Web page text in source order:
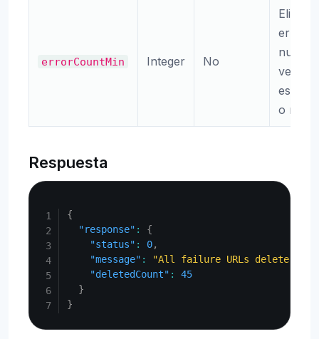
errorCountMin Integer No
veces
o mas
Respuesta
{
"response" :
{
"status" : 0,
"message" :
"All failure URLs deleted
"deletedCount" :
45
}
}